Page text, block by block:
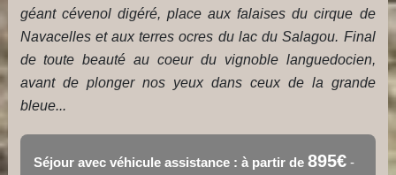
géant cévenol digéré, place aux falaises du cirque de
Navacelles et aux terres ocres du lac du Salagou. Final
de toute beauté au coeur du vignoble languedocien,
avant de plonger nos yeux dans ceux de la grande
bleue...
Séjour avec véhicule assistance : à partir de 895€-